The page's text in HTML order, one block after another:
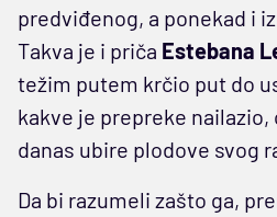
predviđenog, a ponekad i
Takva je i priča Estebana
težim putem krčio put do
kakve je prepreke
danas ubire plodove svog
Da bi razumeli zašto ga,